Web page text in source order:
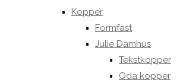
Kopper
Formfast
Julie Damhus
Tekstkopper
Oda kopper